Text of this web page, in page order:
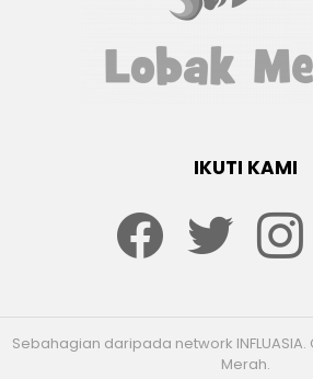
IKUTI KAMI
Sebahagian daripada network
Merah.